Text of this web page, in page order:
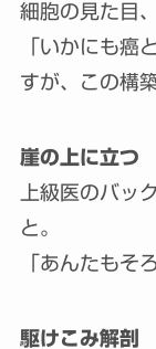
細胞の見た目
「いかにも癌
すが、この構築
崖の上に立つ
上級医のバッ
と。
「あんたもそ
駆けこみ解剖